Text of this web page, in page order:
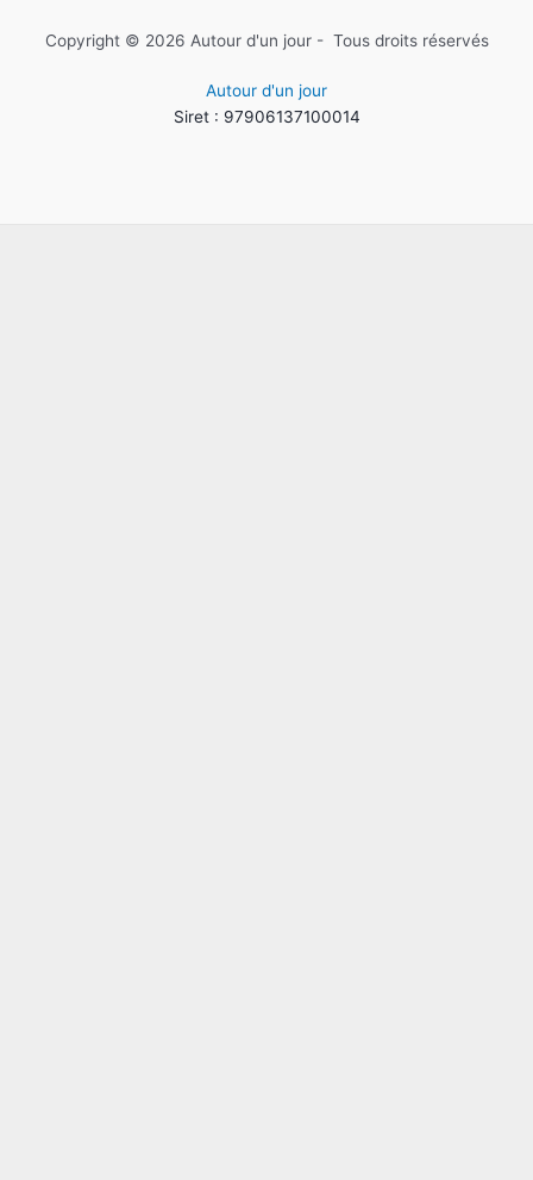
Copyright © 2026 Autour d'un jour - Tous droits réservés
Autour d'un jour
Siret : 97906137100014